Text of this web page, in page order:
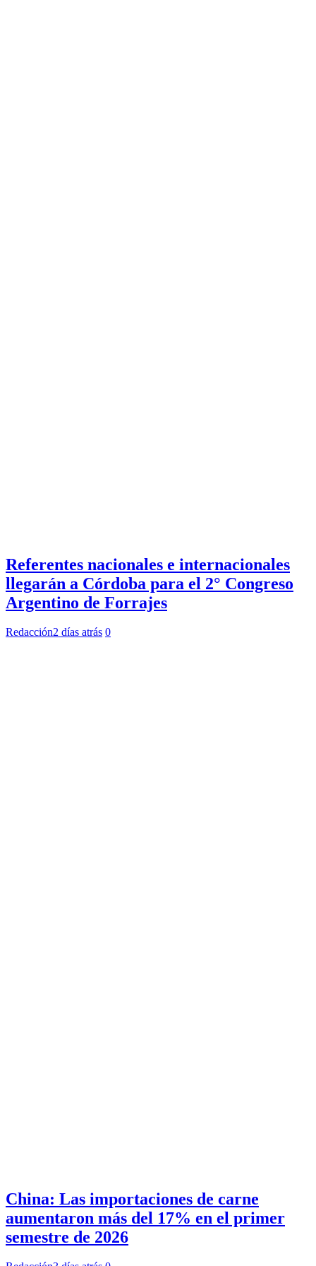
Referentes nacionales e internacionales
llegarán a Córdoba para el 2° Congreso
Argentino de Forrajes
Redacción2 días atrás 0
China: Las importaciones de carne
aumentaron más del 17% en el primer
semestre de 2026